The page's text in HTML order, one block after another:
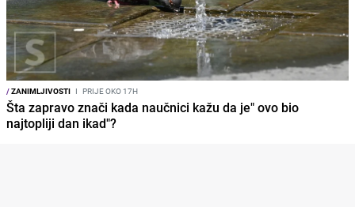
/ZANIMLJIVOSTI I PRIJE OKO 17H
Šta zapravo znači kada naučnici kažu da je" ovo bio
najtopliji dan ikad"?